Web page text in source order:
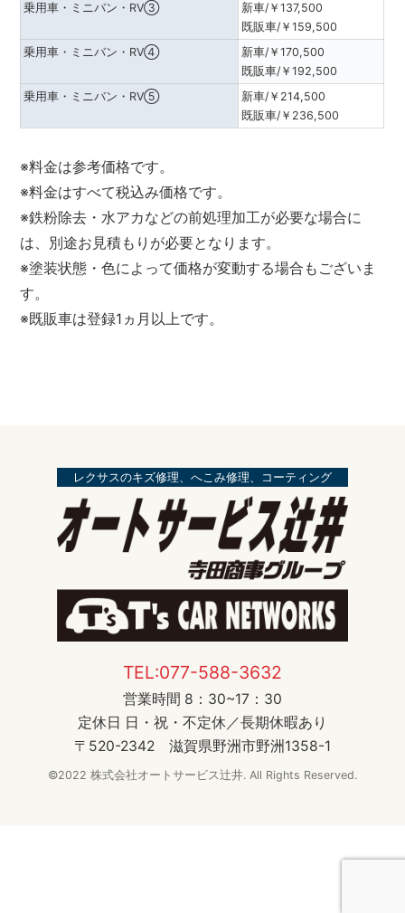
乗用車・ミニバン・RV③
新車/￥137,500
既販車/￥159,500
乗用車・ミニバン・RV④
新車/￥170,500
既販車/￥192,500
乗用車・ミニバン・RV⑤
新車/￥214,500
既販車/￥236,500
※料金は参考価格です。
※料金はすべて税込み価格です。
※鉄粉除去・水アカなどの前処理加工が必要な場合に
は、別途お見積もりが必要となります。
※塗装状態・色によって価格が変動する場合もございま
す。
※既販車は登録1ヵ月以上です。
レクサスのキズ修理、へこみ修理、コーティング
TEL:077-588-3632
営業時間 8：30~17：30
定休日 日・祝・不定休／長期休暇あり
〒520-2342 滋賀県野洲市野洲1358-1
©2022 株式会社オートサービス辻井. All Rights Reserved.